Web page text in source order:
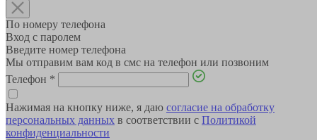
По номеру телефона
Вход с паролем
Введите номер телефона
Мы отправим вам код в смс на телефон или позвоним
Телефон *
Нажимая на кнопку ниже, я даю согласие на обработку
персональных данных в соответствии с Политикой
конфиденциальности